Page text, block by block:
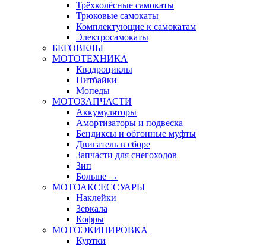
Трёхколёсные самокаты
Трюковые самокаты
Комплектующие к самокатам
Электросамокаты
БЕГОВЕЛЫ
МОТОТЕХНИКА
Квадроциклы
Питбайки
Мопеды
МОТОЗАПЧАСТИ
Аккумуляторы
Амортизаторы и подвеска
Бендиксы и обгонные муфты
Двигатель в сборе
Запчасти для снегоходов
Зип
Больше →
МОТОАКСЕССУАРЫ
Наклейки
Зеркала
Кофры
МОТОЭКИПИРОВКА
Куртки